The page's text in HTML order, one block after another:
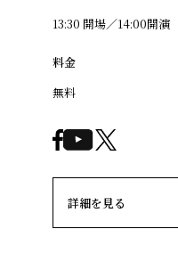
13:30 開場／14:00開演
料金
無料
詳細を見る